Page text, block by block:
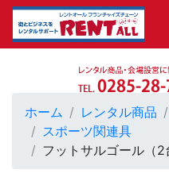
ホーム レンタル商品
スポーツ関連具
フットサルゴール（2